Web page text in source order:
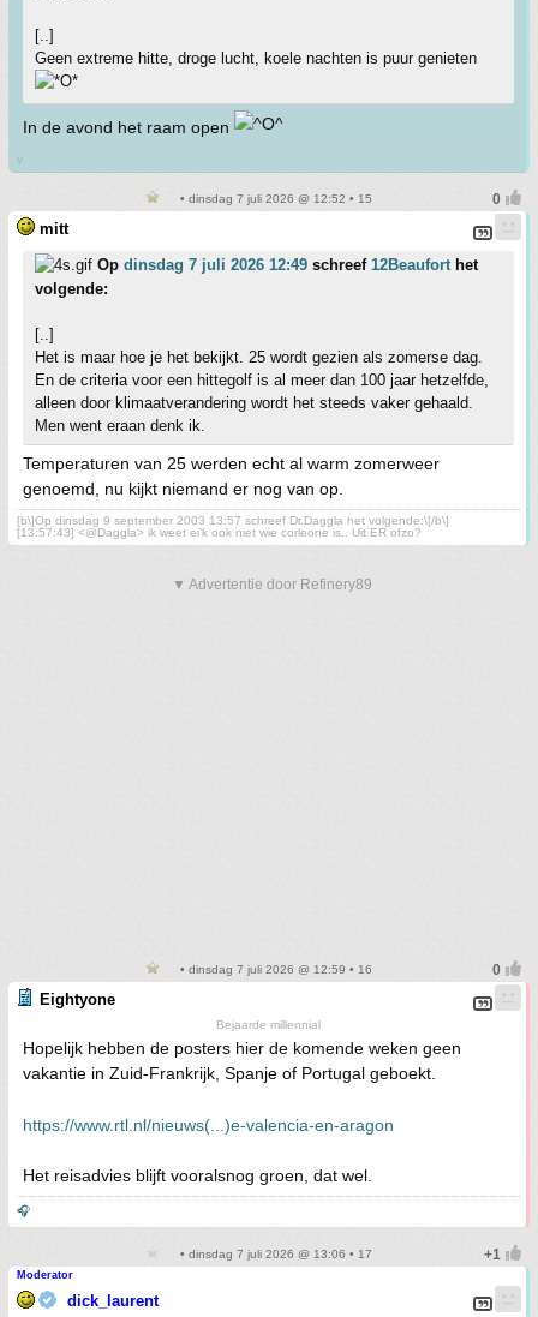
[..]
Geen extreme hitte, droge lucht, koele nachten is puur genieten
In de avond het raam open
v
• dinsdag 7 juli 2026 @ 12:52 • 15
mitt
Op dinsdag 7 juli 2026 12:49 schreef 12Beaufort het
volgende:
[..]
Het is maar hoe je het bekijkt. 25 wordt gezien als zomerse dag.
En de criteria voor een hittegolf is al meer dan 100 jaar hetzelfde,
alleen door klimaatverandering wordt het steeds vaker gehaald.
Men went eraan denk ik.
Temperaturen van 25 werden echt al warm zomerweer
genoemd, nu kijkt niemand er nog van op.
[b\]Op dinsdag 9 september 2003 13:57 schreef Dr.Daggla het volgende:\[/b\]
[13:57:43] <@Daggla> ik weet ei'k ook niet wie corleone is.. Uit ER ofzo?
▼ Advertentie door Refinery89
• dinsdag 7 juli 2026 @ 12:59 • 16
Eightyone
Bejaarde millennial
Hopelijk hebben de posters hier de komende weken geen
vakantie in Zuid-Frankrijk, Spanje of Portugal geboekt.
https://www.rtl.nl/nieuws(...)e-valencia-en-aragon
Het reisadvies blijft vooralsnog groen, dat wel.
🎧
• dinsdag 7 juli 2026 @ 13:06 • 17
Moderator
dick_laurent